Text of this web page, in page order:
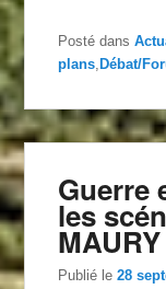
Posté dans
plans, Débat/
Guerre
les
MAURY
Publié le28